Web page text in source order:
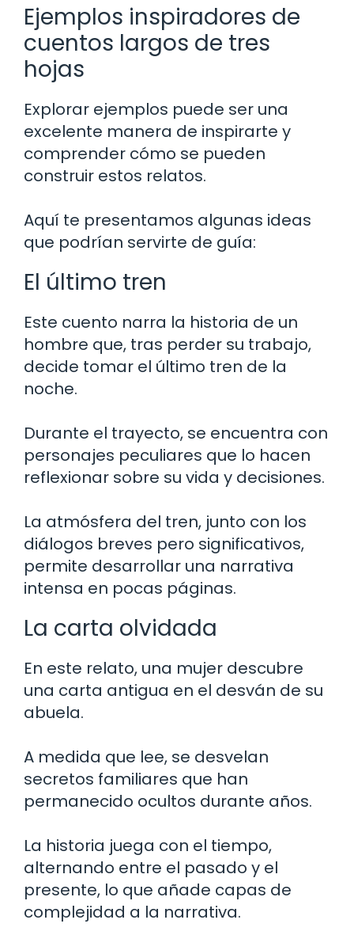
Ejemplos inspiradores de
cuentos largos de tres
hojas
Explorar ejemplos puede ser una
excelente manera de inspirarte y
comprender cómo se pueden
construir estos relatos.
Aquí te presentamos algunas ideas
que podrían servirte de guía:
El último tren
Este cuento narra la historia de un
hombre que, tras perder su trabajo,
decide tomar el último tren de la
noche.
Durante el trayecto, se encuentra con
personajes peculiares que lo hacen
reflexionar sobre su vida y decisiones.
La atmósfera del tren, junto con los
diálogos breves pero significativos,
permite desarrollar una narrativa
intensa en pocas páginas.
La carta olvidada
En este relato, una mujer descubre
una carta antigua en el desván de su
abuela.
A medida que lee, se desvelan
secretos familiares que han
permanecido ocultos durante años.
La historia juega con el tiempo,
alternando entre el pasado y el
presente, lo que añade capas de
complejidad a la narrativa.